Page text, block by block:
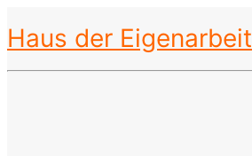
Haus der Eigenarbeit